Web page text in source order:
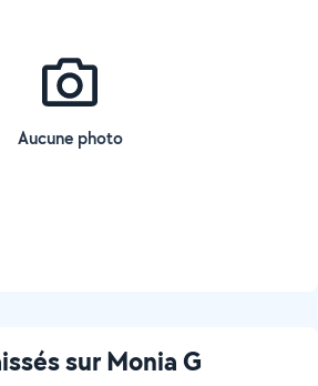
Aucune photo
sur Monia G